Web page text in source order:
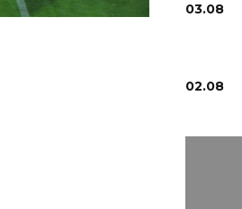
03.08
02.08